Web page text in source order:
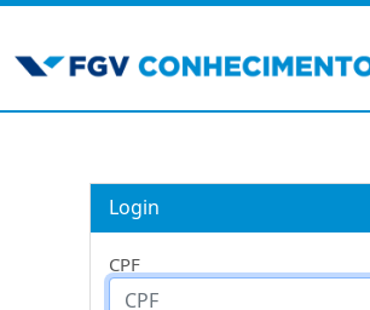
Login
CPF